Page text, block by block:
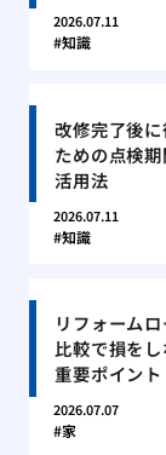
2026.07.11
知識
改修完了後
ための点検
活用法
2026.07.11
知識
リフォーム
比較で損を
重要ポイント
2026.07.07
家